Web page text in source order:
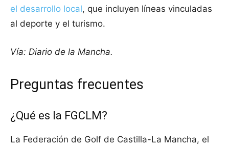
el desarrollo local, que incluyen líneas vinculadas
al deporte y el turismo.
Vía: Diario de la Mancha.
Preguntas frecuentes
¿Qué es la FGCLM?
La Federación de Golf de Castilla-La Mancha, el